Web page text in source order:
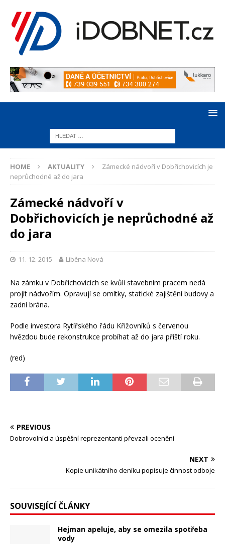
HOME AKTUALITY
Zámecké nádvoří v Dobřichovicích je
neprůchodné až do jara
Zámecké nádvoří v
Dobřichovicích je neprůchodné až
do jara
11. 12. 2015 Liběna Nová
Na zámku v Dobřichovicích se kvůli stavebním pracem nedá
projít nádvořím. Opravují se omítky, statické zajištění budovy a
zadní brána.
Podle investora Rytířského řádu Křižovníků s červenou
hvězdou bude rekonstrukce probíhat až do jara příští roku.
(red)
PREVIOUS
Dobrovolníci a úspěšní reprezentanti převzali ocenění
NEXT
Kopie unikátního deníku popisuje činnost odboje
SOUVISEJÍCÍ ČLÁNKY
Hejman apeluje, aby se omezila spotřeba
vody